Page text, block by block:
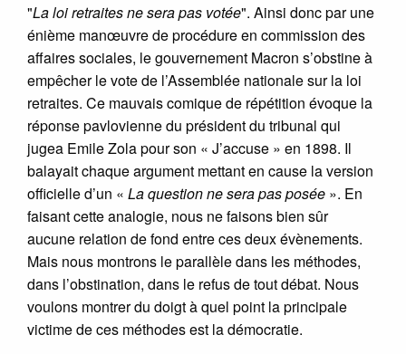
"La loi retraites ne sera pas votée". Ainsi donc par une
énième manœuvre de procédure en commission des
affaires sociales, le gouvernement Macron s’obstine à
empêcher le vote de l’Assemblée nationale sur la loi
retraites. Ce mauvais comique de répétition évoque la
réponse pavlovienne du président du tribunal qui
jugea Emile Zola pour son « J’accuse » en 1898. Il
balayait chaque argument mettant en cause la version
officielle d’un « La question ne sera pas posée ». En
faisant cette analogie, nous ne faisons bien sûr
aucune relation de fond entre ces deux évènements.
Mais nous montrons le parallèle dans les méthodes,
dans l’obstination, dans le refus de tout débat. Nous
voulons montrer du doigt à quel point la principale
victime de ces méthodes est la démocratie.